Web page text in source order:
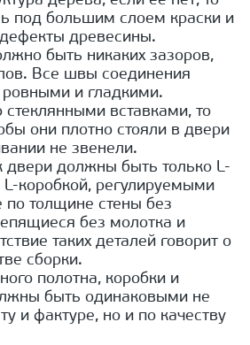
под большим слоем краски и
древесины.
быть никаких зазоров,
Все швы соединения
и гладкими.
стеклянными вставками, то
они плотно стояли в двери
не звенели.
двери должны быть только L-
коробкой, регулируемыми
по толщине стены без
без молотка и
таких деталей говорит о
сборки.
полотна, коробки и
быть одинаковыми не
и фактуре, но и по качеству